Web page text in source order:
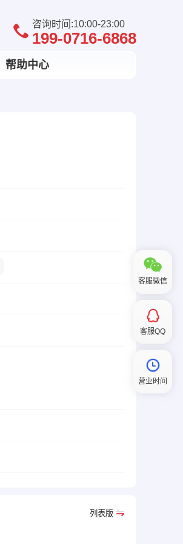
咨询时间:10:00-23:00
199-0716-6868
帮助中心
列表版
客服微信
客服QQ
营业时间